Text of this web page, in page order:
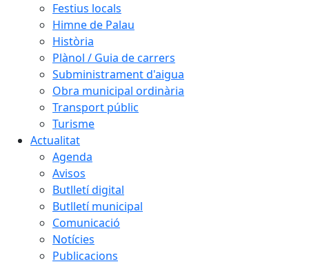
Festius locals
Himne de Palau
Història
Plànol / Guia de carrers
Subministrament d'aigua
Obra municipal ordinària
Transport públic
Turisme
Actualitat
Agenda
Avisos
Butlletí digital
Butlletí municipal
Comunicació
Notícies
Publicacions